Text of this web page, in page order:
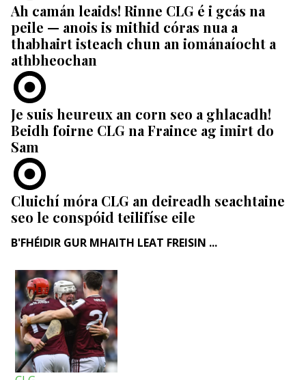
Ah camán leaids! Rinne CLG é i gcás na
peile — anois is mithid córas nua a
thabhairt isteach chun an iománaíocht a
athbheochan
Je suis heureux an corn seo a ghlacadh!
Beidh foirne CLG na Fraince ag imirt do
Sam
Cluichí móra CLG an deireadh seachtaine
seo le conspóid teilifíse eile
B'FHÉIDIR GUR MHAITH LEAT FREISIN ...